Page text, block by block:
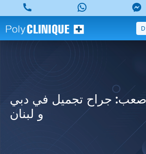
صعب: جراح تجميل في دبي
و لبنان